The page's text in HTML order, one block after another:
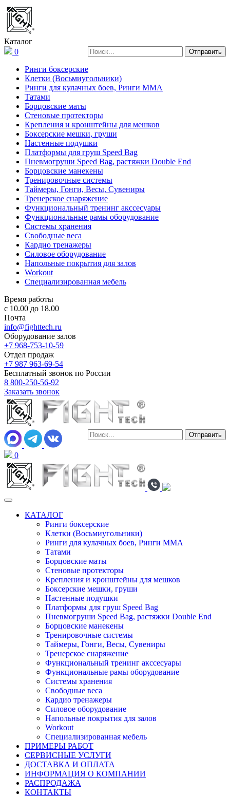
Каталог
0
Ринги боксерские
Клетки (Восьмиугольники)
Ринги для кулачных боев, Ринги ММА
Татами
Борцовские маты
Стеновые протекторы
Крепления и кронштейны для мешков
Боксерские мешки, груши
Настенные подушки
Платформы для груш Speed Bag
Пневмогруши Speed Bag, растяжки Double End
Борцовские манекены
Тренировочные системы
Таймеры, Гонги, Весы, Сувениры
Тренерское снаряжение
Функциональный тренинг акссесуары
Функциональные рамы оборудование
Системы хранения
Свободные веса
Кардио тренажеры
Силовое оборудование
Напольные покрытия для залов
Workout
Специализированная мебель
Время работы
с 10.00 до 18.00
Почта
info@fighttech.ru
Оборудование залов
+7 968-753-10-59
Отдел продаж
+7 987 963-69-54
Бесплатный звонок по России
8 800-250-56-92
Заказать звонок
0
КАТАЛОГ
Ринги боксерские
Клетки (Восьмиугольники)
Ринги для кулачных боев, Ринги ММА
Татами
Борцовские маты
Стеновые протекторы
Крепления и кронштейны для мешков
Боксерские мешки, груши
Настенные подушки
Платформы для груш Speed Bag
Пневмогруши Speed Bag, растяжки Double End
Борцовские манекены
Тренировочные системы
Таймеры, Гонги, Весы, Сувениры
Тренерское снаряжение
Функциональный тренинг акссесуары
Функциональные рамы оборудование
Системы хранения
Свободные веса
Кардио тренажеры
Силовое оборудование
Напольные покрытия для залов
Workout
Специализированная мебель
ПРИМЕРЫ РАБОТ
СЕРВИСНЫЕ УСЛУГИ
ДОСТАВКА И ОПЛАТА
ИНФОРМАЦИЯ О КОМПАНИИ
РАСПРОДАЖА
КОНТАКТЫ